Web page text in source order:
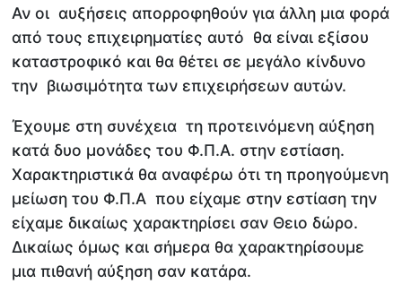
Αν οι αυξήσεις απορροφηθούν για άλλη μια φορά
από τους επιχειρηματίες αυτό θα είναι εξίσου
καταστροφικό και θα θέτει σε μεγάλο κίνδυνο
την βιωσιμότητα των επιχειρήσεων αυτών.
Έχουμε στη συνέχεια τη προτεινόμενη αύξηση
κατά δυο μονάδες του Φ.Π.Α. στην εστίαση.
Χαρακτηριστικά θα αναφέρω ότι τη προηγούμενη
μείωση του Φ.Π.Α που είχαμε στην εστίαση την
είχαμε δικαίως χαρακτηρίσει σαν Θειο δώρο.
Δικαίως όμως και σήμερα θα χαρακτηρίσουμε
μια πιθανή αύξηση σαν κατάρα.